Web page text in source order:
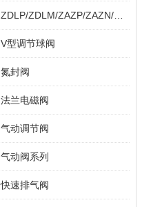
V型调节球阀
氮封阀
法兰电磁阀
气动调节阀
气动阀系列
快速排气阀